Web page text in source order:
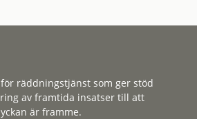
räddningstjänst som ger stöd
av framtida insatser till att
är framme.